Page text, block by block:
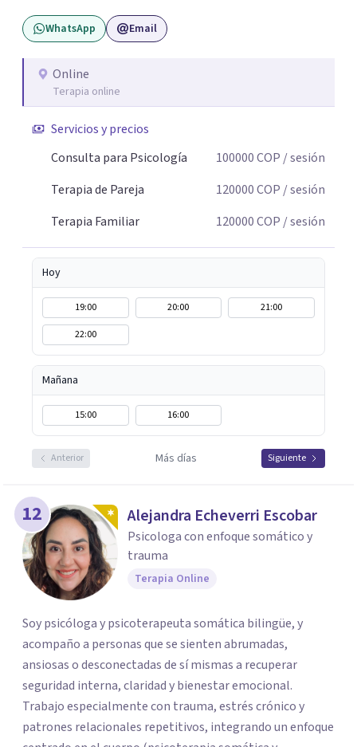
es único. Por eso, en cada sesión se construye un espacio
seguro donde la palabra, las emociones y las experiencias
humana. A través del análisis y la reflexión conjunta,
buscamos identificar aquello que genera malestar o
historia personal, familiar o de pareja y promover
cambios que favorezcan el bienestar emocional y
comprenderse, transformarse y construir relaciones más
conscientes y saludables. Te espero para acompañarte en
WhatsApp Email
Online
Terapia online
Servicios y precios
Consulta para Psicología
100000COP / sesión
Terapia de Pareja
120000COP / sesión
Terapia Familiar
120000COP / sesión
Hoy
19:00 20:00
21:00
22:00
Mañana
15:00 16:00
Anterior Más días Siguiente
12 Alejandra Echeverri Escobar
Psicologa con enfoque somático y
trauma
Terapia Online
Soy psicóloga y psicoterapeuta somática bilingüe, y
acompaño a personas que se sienten abrumadas,
ansiosas o desconectadas de sí mismas a recuperar
seguridad interna, claridad y bienestar emocional.
Trabajo especialmente con trauma, estrés crónico y
patrones relacionales repetitivos, integrando un enfoque